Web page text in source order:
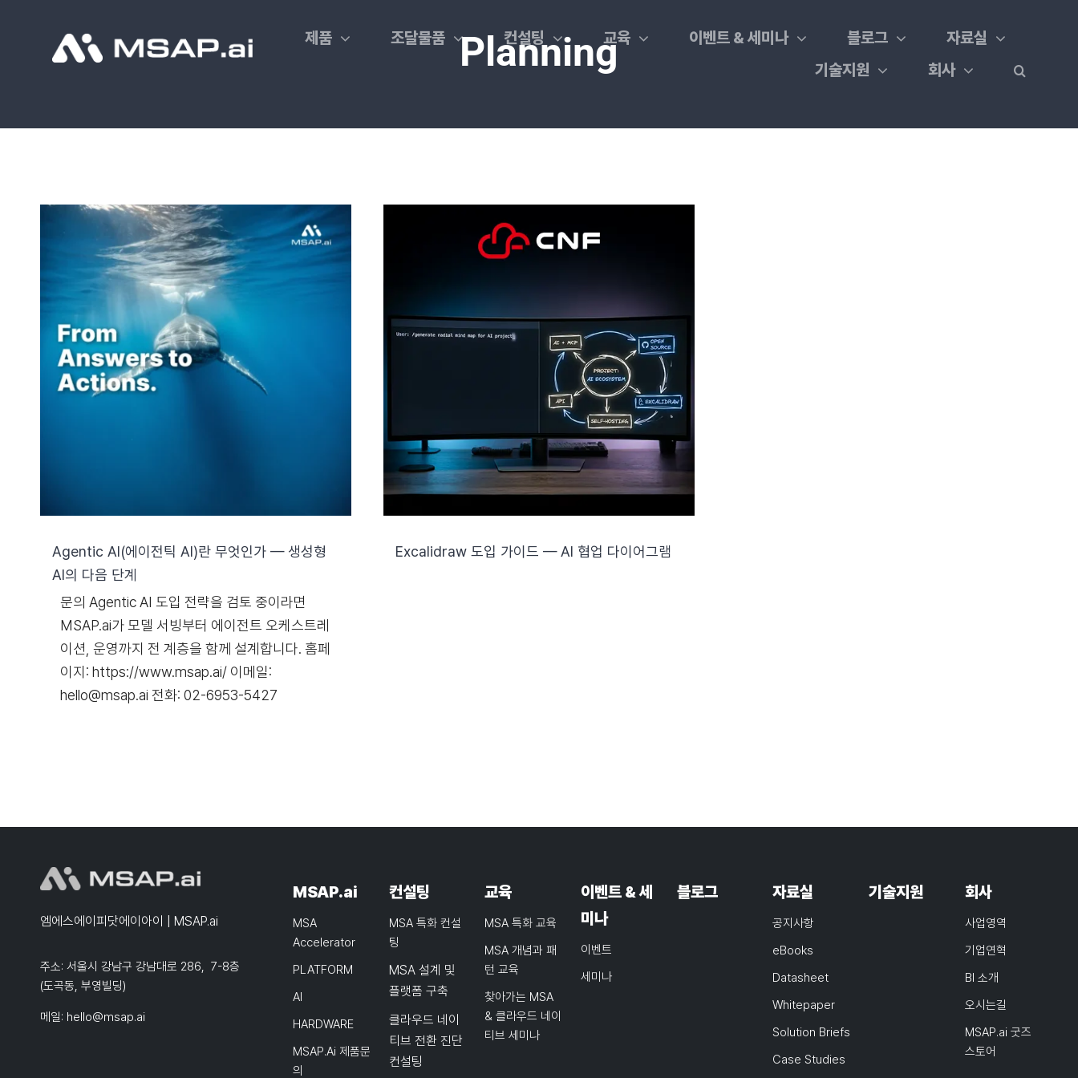
제품 조달물품 컨설팅 교육 이벤트 & 세미나 블로그
자료실
기술지원
회사
Planning
Agentic AI(에이전틱 AI)란 무엇인가 — 생성형
AI의 다음 단계
문의 Agentic AI 도입 전략을 검토 중이라면
MSAP.ai가 모델 서빙부터 에이전트 오케스트레
이션, 운영까지 전 계층을 함께 설계합니다. 홈페
이지: https://www.msap.ai/ 이메일:
hello@msap.ai 전화: 02-6953-5427
Excalidraw 도입 가이드 — AI 협업 다이어그램
엠에스에이피닷에이아이 | MSAP.ai
주소: 서울시 강남구 강남대로 286, 7-8층
(도곡동, 부영빌딩)
메일: hello@msap.ai
MSAP.ai
MSA
Accelerator
PLATFORM
AI
HARDWARE
MSAP.ai 제품문
의
컨설팅
MSA 특화 컨설
팅
MSA 설계 및
플랫폼 구축
클라우드 네이
티브 전환 진단
컨설팅
교육
MSA 특화 교육
MSA 개념과 패
턴 교육
찾아가는 MSA
& 클라우드 네이
티브 세미나
이벤트 & 세
미나
이벤트
세미나
블로그 자료실
공지사항
eBooks
Datasheet
Whitepaper
Solution Briefs
Case Studies
기술지원 회사
사업영역
기업연혁
BI 소개
오시는길
MSAP.ai 굿즈
스토어